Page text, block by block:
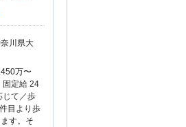
川県大
万〜
固定給 24
じて／歩
目より歩
す。そ